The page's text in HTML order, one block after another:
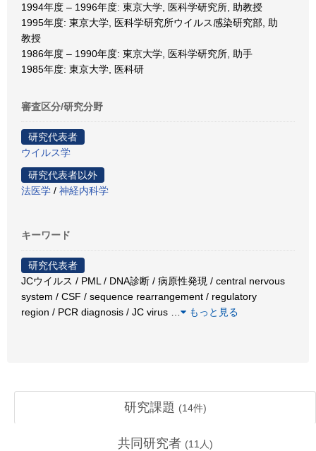
1994年度 – 1996年度: 東京大学, 医科学研究所, 助教授
1995年度: 東京大学, 医科学研究所ウイルス感染研究部, 助
教授
1986年度 – 1990年度: 東京大学, 医科学研究所, 助手
1985年度: 東京大学, 医科研
審査区分/研究分野
研究代表者
ウイルス学
研究代表者以外
法医学 / 神経内科学
キーワード
研究代表者
JCウイルス / PML / DNA診断 / 病原性発現 / central nervous
system / CSF / sequence rearrangement / regulatory
region / PCR diagnosis / JC virus
もっと見る
研究課題 (14件)
共同研究者 (11 人)